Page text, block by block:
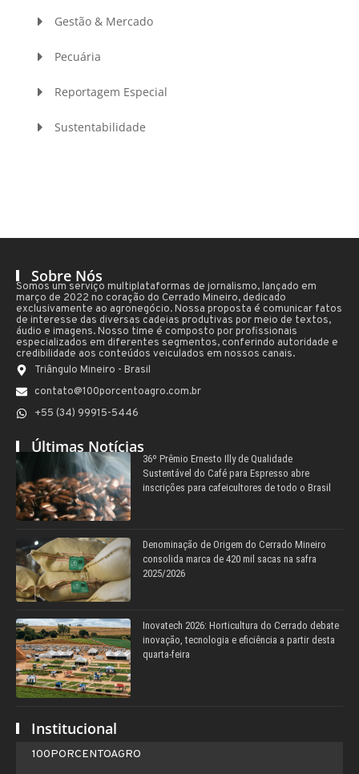
Gestão & Mercado
Pecuária
Reportagem Especial
Sustentabilidade
Sobre Nós
Somos um serviço multiplataformas de jornalismo, lançado em
março de 2022 no coração do Cerrado Mineiro, dedicado
exclusivamente ao agronegócio. Nossa proposta é comunicar fatos
de interesse das diversas cadeias produtivas por meio de textos,
áudio e imagens. Nosso time é composto por profissionais
especializados em diferentes segmentos, conferindo autoridade e
credibilidade aos conteúdos veiculados em nossos canais.
Triângulo Mineiro - Brasil
contato@100porcentoagro.com.br
+55 (34) 99915-5446
Últimas Notícias
36º Prêmio Ernesto Illy de Qualidade
Sustentável do Café para Espresso abre
inscrições para cafeicultores de todo o Brasil
Denominação de Origem do Cerrado Mineiro
consolida marca de 420 mil sacas na safra
2025/2026
Inovatech 2026: Horticultura do Cerrado debate
inovação, tecnologia e eficiência a partir desta
quarta-feira
Institucional
100PORCENTOAGRO